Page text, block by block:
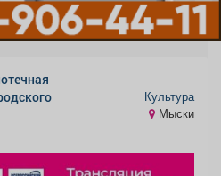
Культура
Мыски